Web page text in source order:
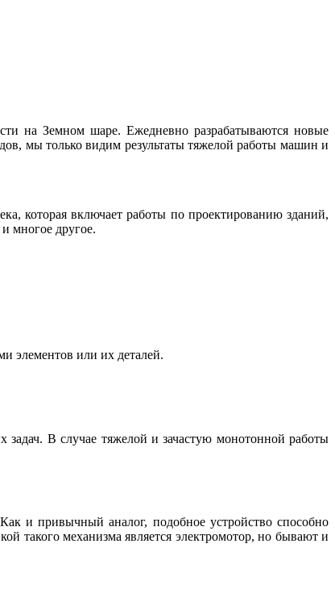
на Земном шаре. Ежедневно разрабатываются новые
мы только видим результаты тяжелой работы машин и
которая включает работы по проектированию зданий,
и многое другое.
элементов или их деталей.
В случае тяжелой и зачастую монотонной работы
и привычный аналог, подобное устройство способно
такого механизма является электромотор, но бывают и